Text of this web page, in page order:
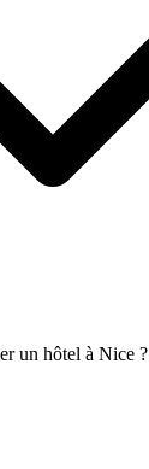
un hôtel à Nice ?